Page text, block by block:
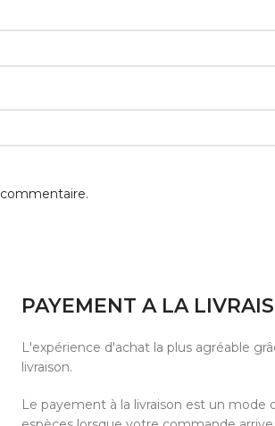
PAYEMENT A LA
L'expérience d'achat la plus agréable
livraison.
Le payement à la livraison est un